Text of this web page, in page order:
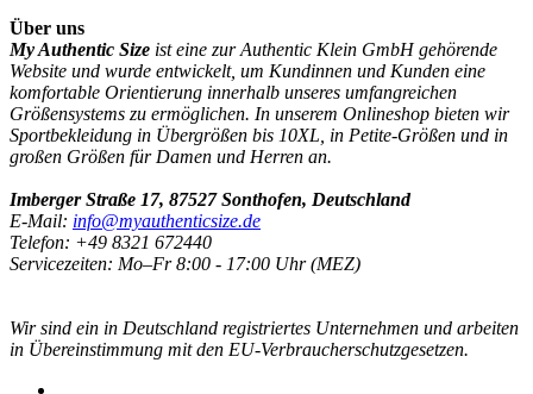
Über uns
My Authentic Size ist eine zur Authentic Klein GmbH gehörende
Website und wurde entwickelt, um Kundinnen und Kunden eine
komfortable Orientierung innerhalb unseres umfangreichen
Größensystems zu ermöglichen. In unserem Onlineshop bieten wir
Sportbekleidung in Übergrößen bis 10XL, in Petite-Größen und in
großen Größen für Damen und Herren an.
Imberger Straße 17, 87527 Sonthofen, Deutschland
E-Mail: info@myauthenticsize.de
Telefon: +49 8321 672440
Servicezeiten: Mo–Fr 8:00 - 17:00 Uhr (MEZ)
Wir sind ein in Deutschland registriertes Unternehmen und arbeiten
in Übereinstimmung mit den EU-Verbraucherschutzgesetzen.